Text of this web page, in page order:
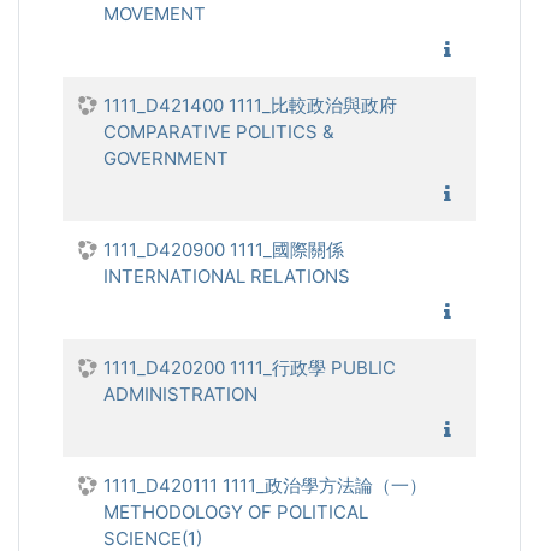
MOVEMENT
1111_D421400 1111_比較政治與政府
COMPARATIVE POLITICS &
GOVERNMENT
1111_D420900 1111_國際關係
INTERNATIONAL RELATIONS
1111_D420200 1111_行政學 PUBLIC
ADMINISTRATION
1111_D420111 1111_政治學方法論（一）
METHODOLOGY OF POLITICAL
SCIENCE(1)